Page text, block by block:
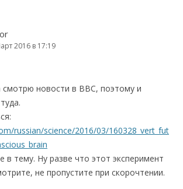
2016 в 17:19
смотрю новости в BBC, поэтому и
russian/science/2016/03/160328_vert_fut
в тему. Ну разве что этот эксперимент
не пропустите при скорочтении.